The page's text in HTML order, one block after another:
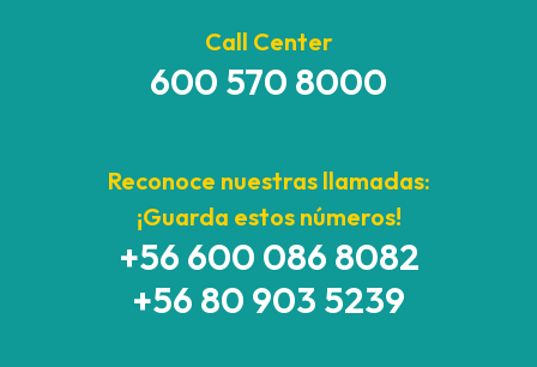
Call Center
600 570 8000
Reconoce nuestras llamadas:
¡Guarda estos números!
+56 600 086 8082
+56 80 903 5239